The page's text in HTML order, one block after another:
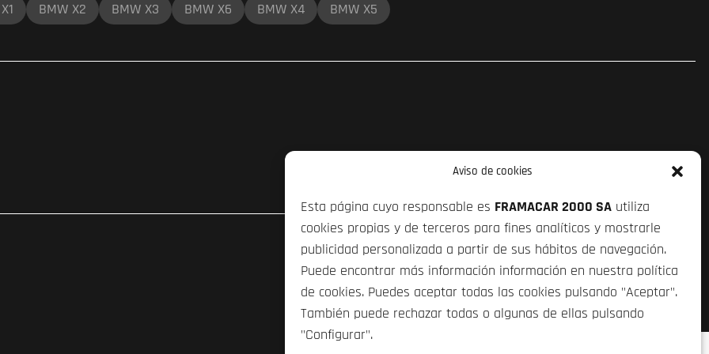
Aviso de cookies
Esta página cuyo responsable es FRAMACAR 2000 SA utiliza
cookies propias y de terceros para fines analíticos y mostrarle
publicidad personalizada a partir de sus hábitos de navegación.
Puede encontrar más información información en nuestra política
de cookies. Puedes aceptar todas las cookies pulsando "Aceptar".
También puede rechazar todas o algunas de ellas pulsando
"Configurar".
BMW X2 BMW X3 BMW X6 BMW X4 BMW X5